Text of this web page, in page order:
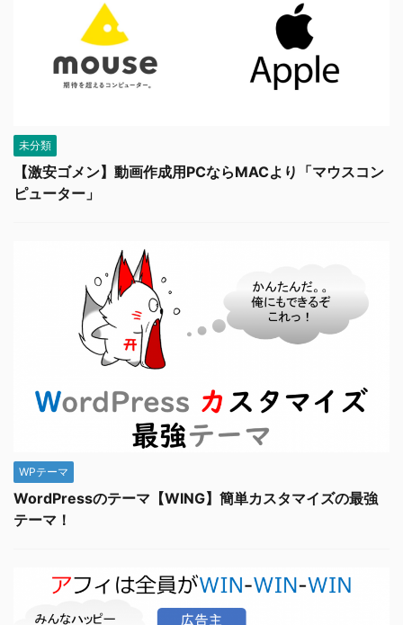
未分類
【激安ゴメン】動画作成用PCならMACより「マウスコン
ピューター」
WPテーマ
WordPressのテーマ【WING】簡単カスタマイズの最強
テーマ！